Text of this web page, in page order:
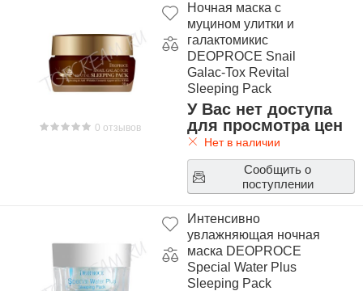
0 отзывов
Ночная маска с
муцином улитки и
галактомикис
DEOPROCE Snail
Galac-Tox Revital
Sleeping Pack
У Вас нет доступа
для просмотра цен
Нет в наличии
Сообщить о
поступлении
Интенсивно
увлажняющая ночная
маска DEOPROCE
Special Water Plus
Sleeping Pack